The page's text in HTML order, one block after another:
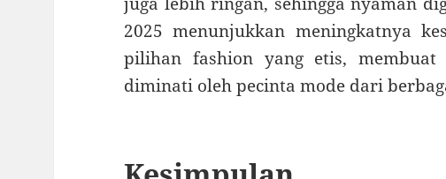
2025 menunjukkan meningkatnya
pilihan fashion yang etis,
diminati oleh pecinta mode dari